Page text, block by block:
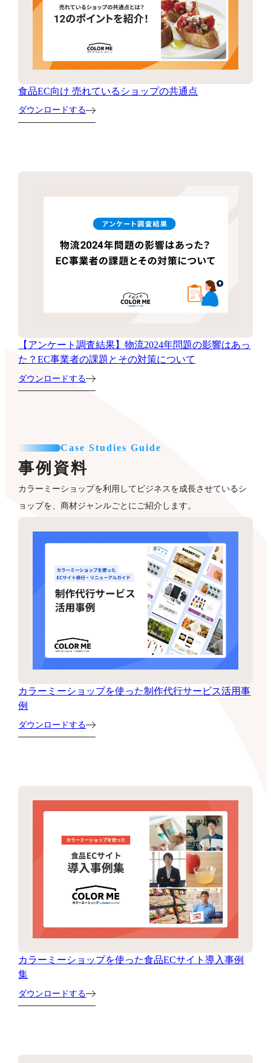
食品EC向け 売れているショップの共通点
ダウンロードする
【アンケート調査結果】物流2024年問題の影響はあっ
た？EC事業者の課題とその対策について
ダウンロードする
Case Studies Guide
事例資料
カラーミーショップを利用してビジネスを成長させているシ
ョップを、商材ジャンルごとにご紹介します。
カラーミーショップを使った制作代行サービス活用事
例
ダウンロードする
カラーミーショップを使った食品ECサイト導入事例
集
ダウンロードする